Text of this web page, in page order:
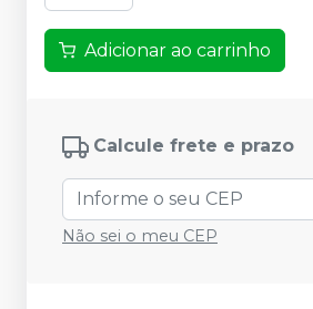
Adicionar ao carrinho
Calcule frete e prazo
Não sei o meu CEP